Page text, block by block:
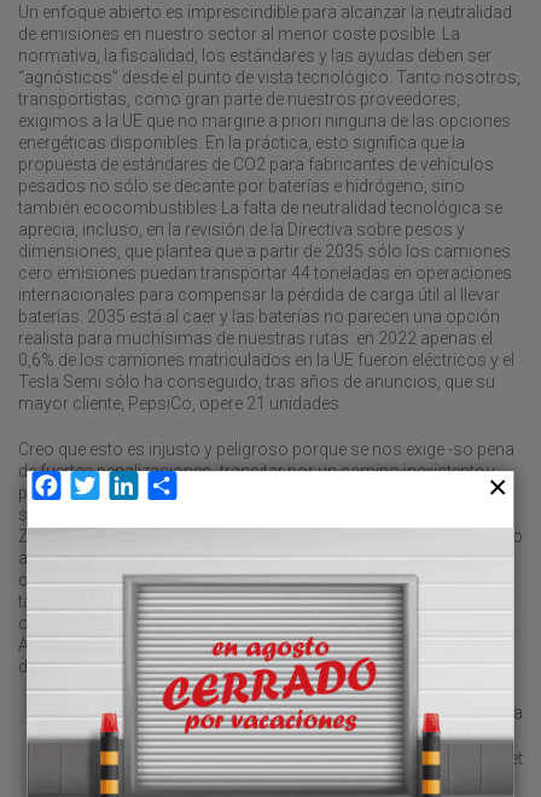
Un enfoque abierto es imprescindible para alcanzar la neutralidad
de emisiones en nuestro sector al menor coste posible. La
normativa, la fiscalidad, los estándares y las ayudas deben ser
“agnósticos” desde el punto de vista tecnológico. Tanto nosotros,
transportistas, como gran parte de nuestros proveedores,
exigimos a la UE que no margine a priori ninguna de las opciones
energéticas disponibles. En la práctica, esto significa que la
propuesta de estándares de CO2 para fabricantes de vehículos
pesados no sólo se decante por baterías e hidrógeno, sino
también ecocombustibles La falta de neutralidad tecnológica se
aprecia, incluso, en la revisión de la Directiva sobre pesos y
dimensiones, que plantea que a partir de 2035 sólo los camiones
cero emisiones puedan transportar 44 toneladas en operaciones
internacionales para compensar la pérdida de carga útil al llevar
baterías. 2035 está al caer y las baterías no parecen una opción
realista para muchísimas de nuestras rutas: en 2022 apenas el
0,6% de los camiones matriculados en la UE fueron eléctricos y el
Tesla Semi sólo ha conseguido, tras años de anuncios, que su
mayor cliente, PepsiCo, opere 21 unidades.
Creo que esto es injusto y peligroso porque se nos exige -so pena
de fuertes penalizaciones- transitar por un camino inexistente y
porque se ponen en riesgo las cadenas de suministro. Una
situación que estamos viendo ya en los peajes alemanes y las
ZBE de ciudades españolas y europeas. Hace unas semanas ya lo
apuntaba el presidente de BMW, Oliver Zipse: el motor de
combustión podría quedar obsoleto en 50 años pero, mientras
tanto, mantengamos a los vehículos con ecocombustibles y
otras alternativas neutras en CO2 que están a nuestro alcance.
Algunos eurodiputados parece que se van percatando; un atisbo
de esperanza.
Ramón Valdivia
rvaldivia@astic.net
Facebook
TwitterLinkedIn